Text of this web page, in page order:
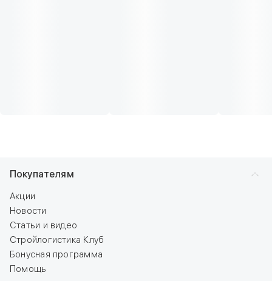
Покупателям
Акции
Новости
Статьи и видео
Стройлогистика Клуб
Бонусная программа
Помощь